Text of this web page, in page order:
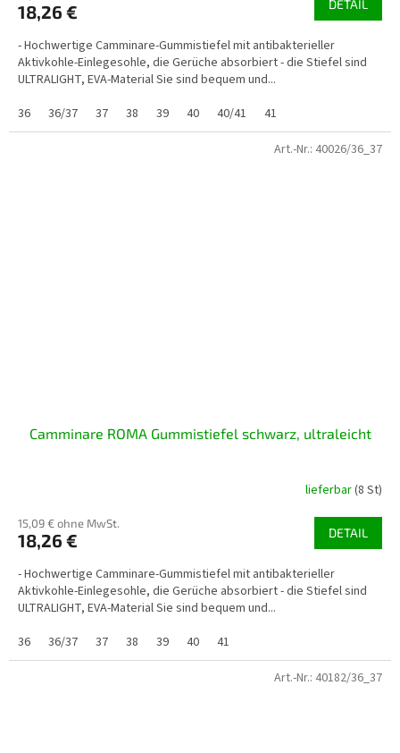
18,26 € DETAIL
- Hochwertige Camminare-Gummistiefel mit antibakterieller
Aktivkohle-Einlegesohle, die Gerüche absorbiert - die Stiefel sind
ULTRALIGHT, EVA-Material Sie sind bequem und...
36
36/37 37 38 39 40 40/41 41
Camminare ROMA Gummistiefel schwarz, ultraleicht
lieferbar(8 St)
15,09 € ohne MwSt.
18,26 € DETAIL
- Hochwertige Camminare-Gummistiefel mit antibakterieller
Aktivkohle-Einlegesohle, die Gerüche absorbiert - die Stiefel sind
ULTRALIGHT, EVA-Material Sie sind bequem und...
36
36/37 37 38 39 40 41
Art.-Nr.: 40026/36_37
Art.-Nr.: 40182/36_37